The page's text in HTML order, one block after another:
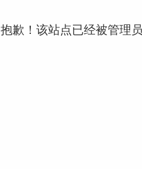
抱歉！该站点已经被管理